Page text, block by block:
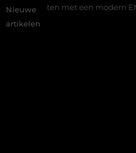
Nieuwe
artikelen
modern EMS apparaat